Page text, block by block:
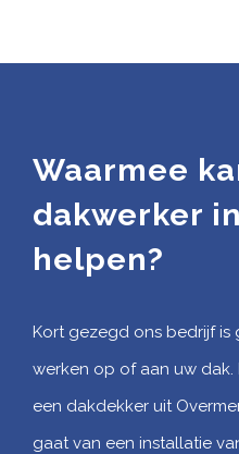
Waarmee
dakwerker
helpen?
Kort gezegd ons bedrijf is
werken op of aan uw
een dakdekker uit
gaat van een installatie